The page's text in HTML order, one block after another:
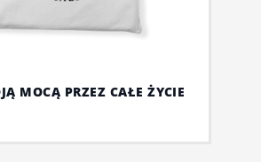
MOCĄ PRZEZ CAŁE ŻYCIE